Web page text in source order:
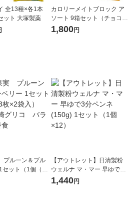
全13種×各1本
ット 大塚製薬
カロリーメイトブロック ア
ソート 9箱セット（チョコレ
ート・メープル・バニラ各3
1,800円
ルーン＆ブル
セット（1個（3
×5） 江崎グリ
【アウトレット】日清製粉
ウェルナ マ・マー 早ゆで3
分ペンネ (150g) 1セット（1
1,440円